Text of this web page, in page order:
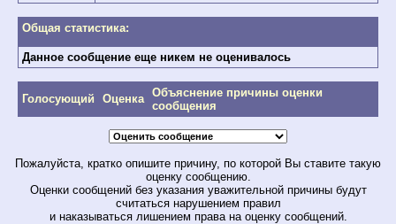
Общая статистика:
Данное сообщение еще никем не оценивалось
Голосующий Оценка Объяснение причины оценки
сообщения
Пожалуйста, кратко опишите причину, по которой Вы ставите такую
оценку сообщению.
Оценки сообщений без указания уважительной причины будут
считаться нарушением правил
и наказываться лишением права на оценку сообщений.